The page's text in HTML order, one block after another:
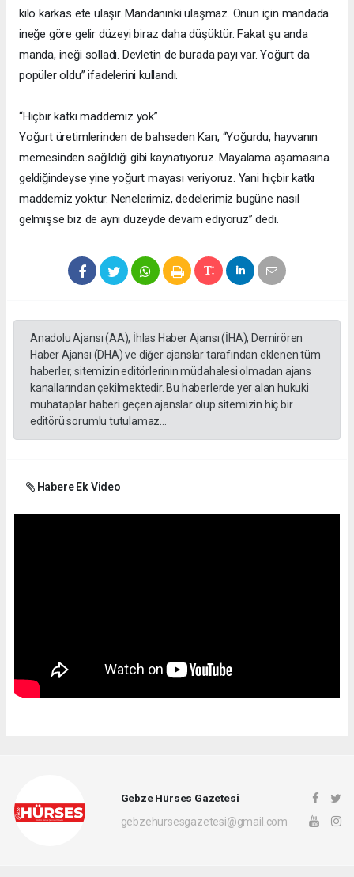
kilo karkas ete ulaşır. Mandanınki ulaşmaz. Onun için mandada
ineğe göre gelir düzeyi biraz daha düşüktür. Fakat şu anda
manda, ineği solladı. Devletin de burada payı var. Yoğurt da
popüler oldu” ifadelerini kullandı.
“Hiçbir katkı maddemiz yok”
Yoğurt üretimlerinden de bahseden Kan, “Yoğurdu, hayvanın
memesinden sağıldığı gibi kaynatıyoruz. Mayalama aşamasına
geldiğindeyse yine yoğurt mayası veriyoruz. Yani hiçbir katkı
maddemiz yoktur. Nenelerimiz, dedelerimiz bugüne nasıl
gelmişse biz de aynı düzeyde devam ediyoruz” dedi.
Anadolu Ajansı (AA), İhlas Haber Ajansı (İHA), Demirören
Haber Ajansı (DHA) ve diğer ajanslar tarafından eklenen tüm
haberler, sitemizin editörlerinin müdahalesi olmadan ajans
kanallarından çekilmektedir. Bu haberlerde yer alan hukuki
muhataplar haberi geçen ajanslar olup sitemizin hiç bir
editörü sorumlu tutulamaz...
Habere Ek Video
Gebze Hürses Gazetesi
gebzehursesgazetesi@gmail.com